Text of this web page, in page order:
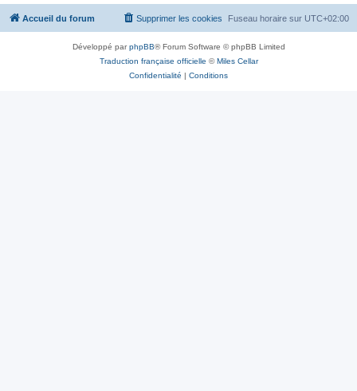
Accueil du forum Fuseau horaire sur UTC+02:00
Supprimer les cookies
Développé parphpBB® Forum Software © phpBB Limited
Traduction française officielle ©Miles Cellar
Confidentialité | Conditions